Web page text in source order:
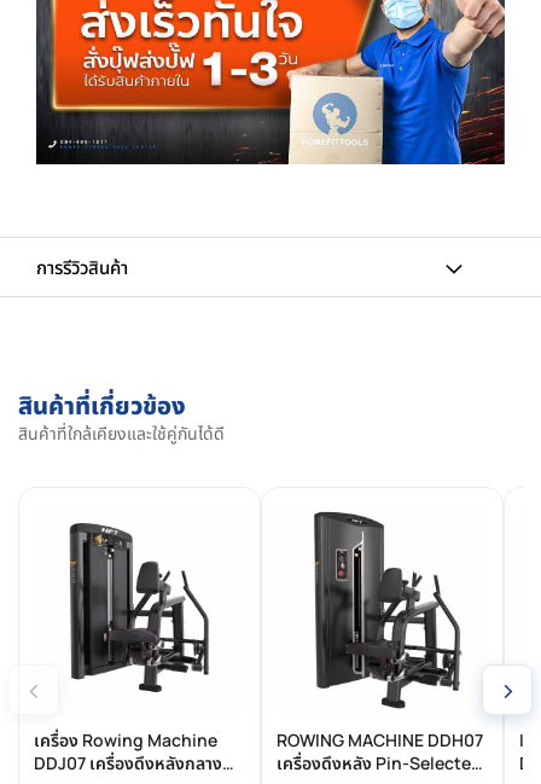
การรีวิวสินค้า
สินค้าที่เกี่ยวข้อง
สินค้าที่ใกล้เคียงและใช้คู่กันได้ดี
‹
เครื่อง Rowing Machine
DDJ07 เครื่องดึงหลังกลาง
ROWING MACHINE DDH07
เครื่องดึงหลัง Pin-Selected
›